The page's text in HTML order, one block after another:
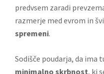
predvsem zaradi
razmerje med evrom in
spremeni.
Sodišče poudarja, da
minimalno skrbnost, ki